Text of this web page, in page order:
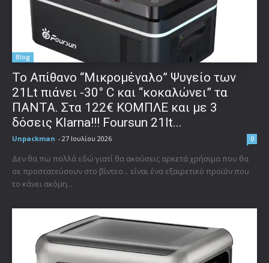
Blog
Το Απίθανο “Μικρομέγαλο” Ψυγείο των
21Lt πιάνει -30° C και “κοκαλώνει” τα
ΠΑΝΤΑ. Στα 122€ ΚΟΜΠΛΕ και με 3
δόσεις Klarna!!! Foursun 21lt...
Unpackman - 27 Ιουλίου 2026 0
Δεν θα πω πολλά εδώ γιατί θα ακούσεις αρκετά χρήσιμα που θα
σε προστατεύσουν στο βίντεο... είναι ένα εξαιρετικό προϊόν που
το κάνει ακόμη...